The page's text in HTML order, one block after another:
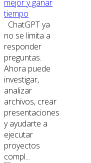
mejor y ganar
tiempo
ChatGPT ya
no se limita a
responder
preguntas.
Ahora puede
investigar,
analizar
archivos, crear
presentaciones
y ayudarte a
ejecutar
proyectos
compl...